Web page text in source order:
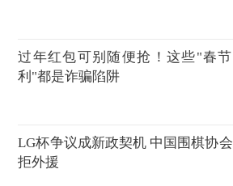
过年红包可别随便抢！这些"春
利"都是诈骗陷阱
LG杯争议成新政契机 中国围棋协
拒外援